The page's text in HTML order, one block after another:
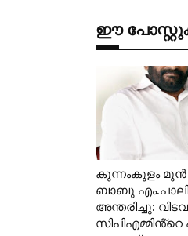
ഈ
കുന്നംകുളം
ബാബു
അന്തരിച്ചു;